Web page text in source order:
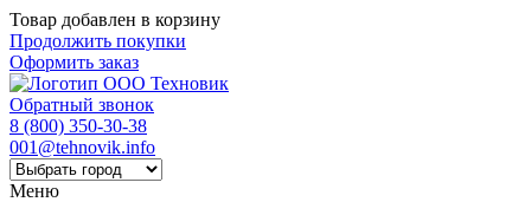
Товар добавлен в корзину
Продолжить покупки
Оформить заказ
Обратный звонок
8 (800) 350-30-38
001@tehnovik.info
Меню